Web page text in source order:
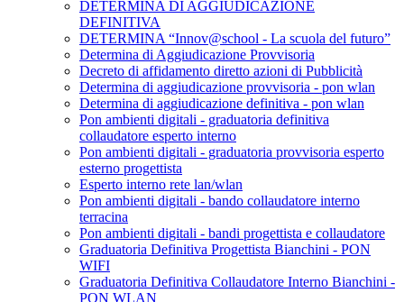
DETERMINA DI AGGIUDICAZIONE
DEFINITIVA
DETERMINA “Innov@school - La scuola del futuro”
Determina di Aggiudicazione Provvisoria
Decreto di affidamento diretto azioni di Pubblicità
Determina di aggiudicazione provvisoria - pon wlan
Determina di aggiudicazione definitiva - pon wlan
Pon ambienti digitali - graduatoria definitiva
collaudatore esperto interno
Pon ambienti digitali - graduatoria provvisoria esperto
esterno progettista
Esperto interno rete lan/wlan
Pon ambienti digitali - bando collaudatore interno
terracina
Pon ambienti digitali - bandi progettista e collaudatore
Graduatoria Definitiva Progettista Bianchini - PON
WIFI
Graduatoria Definitiva Collaudatore Interno Bianchini -
PON WLAN